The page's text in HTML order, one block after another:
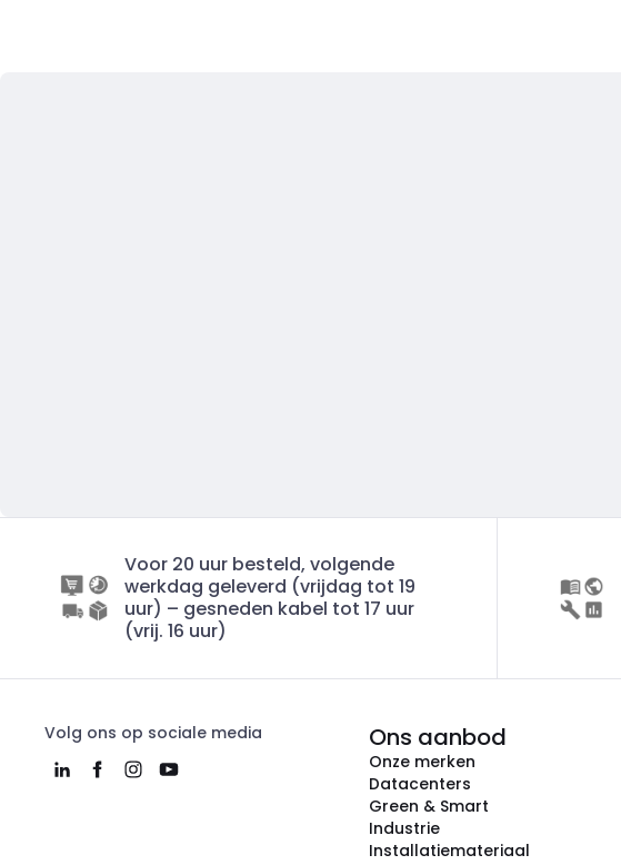
Voor 20 uur besteld, volgende
werkdag geleverd (vrijdag tot 19
uur) – gesneden kabel tot 17 uur
(vrij. 16 uur)
Volg ons op sociale media Ons aanbod
Onze merken
Datacenters
Green & Smart
Industrie
Installatiemateriaal